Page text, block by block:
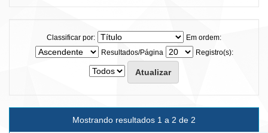
Classificar por:
Em ordem:
Resultados/Página
Registro(s):
Mostrando resultados 1 a 2 de 2